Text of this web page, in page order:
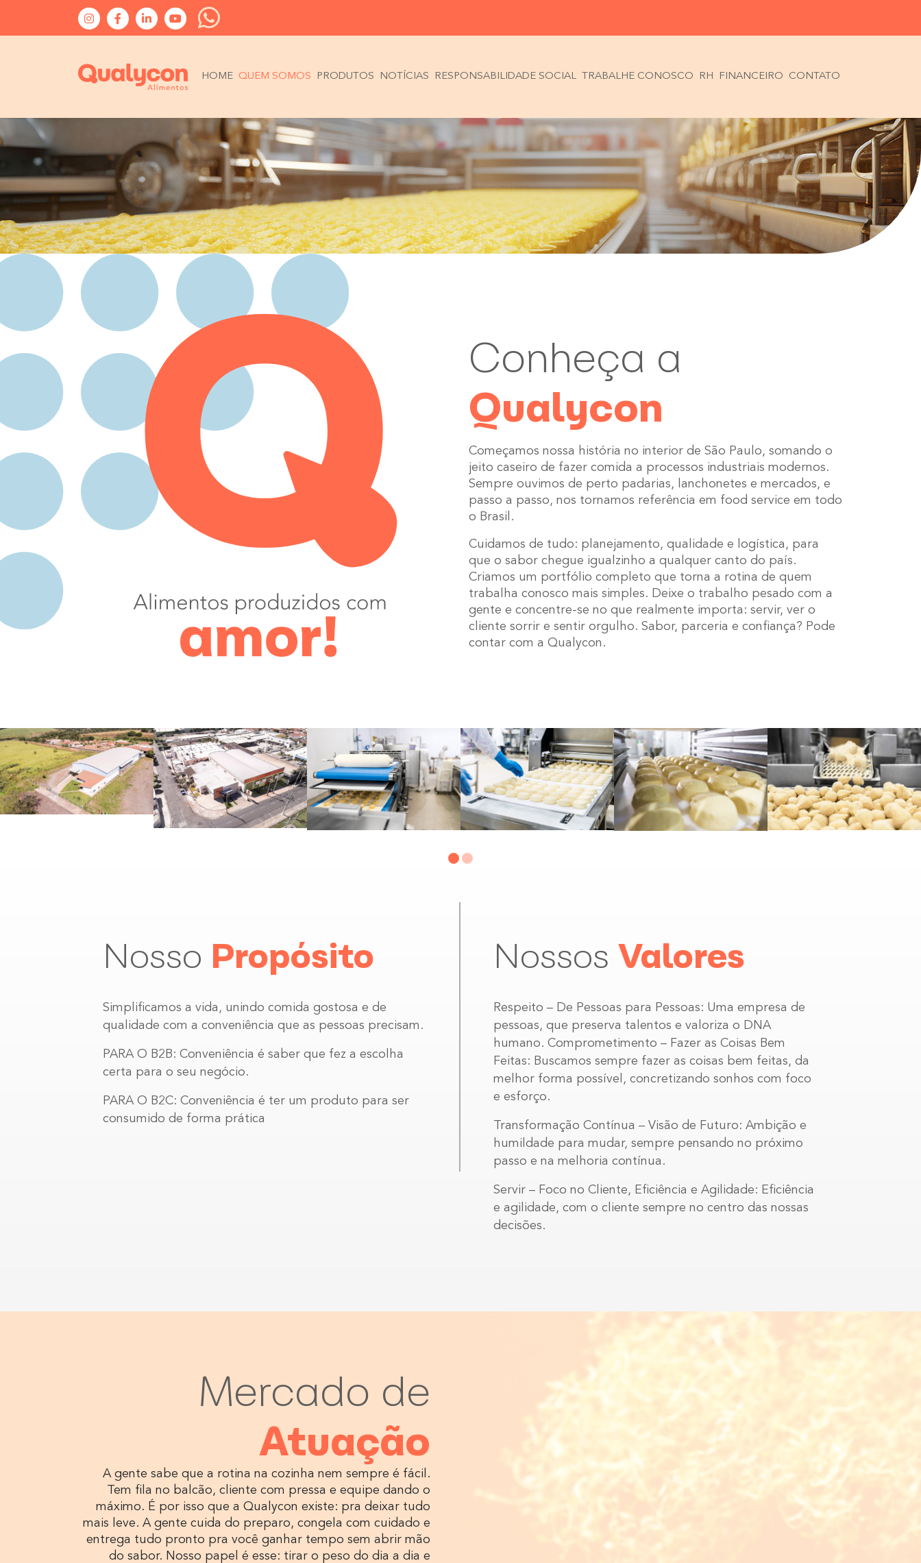
HOME QUEM SOMOS PRODUTOS NOTÍCIAS RESPONSABILIDADE SOCIAL TRABALHE CONOSCO RH FINANCEIRO CONTATO
Conheça a
Qualycon
Começamos nossa história no interior de São Paulo, somando o
jeito caseiro de fazer comida a processos industriais modernos.
Sempre ouvimos de perto padarias, lanchonetes e mercados, e
passo a passo, nos tornamos referência em food service em todo
o Brasil.
Cuidamos de tudo: planejamento, qualidade e logística, para
que o sabor chegue igualzinho a qualquer canto do país.
Criamos um portfólio completo que torna a rotina de quem
trabalha conosco mais simples. Deixe o trabalho pesado com a
gente e concentre-se no que realmente importa: servir, ver o
cliente sorrir e sentir orgulho. Sabor, parceria e confiança? Pode
contar com a Qualycon.
Nosso Propósito
Simplificamos a vida, unindo comida gostosa e de
qualidade com a conveniência que as pessoas precisam.
PARA O B2B: Conveniência é saber que fez a escolha
certa para o seu negócio.
PARA O B2C: Conveniência é ter um produto para ser
consumido de forma prática
Nossos Valores
Respeito – De Pessoas para Pessoas: Uma empresa de
pessoas, que preserva talentos e valoriza o DNA
humano. Comprometimento – Fazer as Coisas Bem
Feitas: Buscamos sempre fazer as coisas bem feitas, da
melhor forma possível, concretizando sonhos com foco
e esforço.
Transformação Contínua – Visão de Futuro: Ambição e
humildade para mudar, sempre pensando no próximo
passo e na melhoria contínua.
Servir – Foco no Cliente, Eficiência e Agilidade: Eficiência
e agilidade, com o cliente sempre no centro das nossas
decisões.
Mercado de
Atuação
A gente sabe que a rotina na cozinha nem sempre é fácil.
Tem fila no balcão, cliente com pressa e equipe dando o
máximo. É por isso que a Qualycon existe: pra deixar tudo
mais leve. A gente cuida do preparo, congela com cuidado e
entrega tudo pronto pra você ganhar tempo sem abrir mão
do sabor. Nosso papel é esse: tirar o peso do dia a dia e